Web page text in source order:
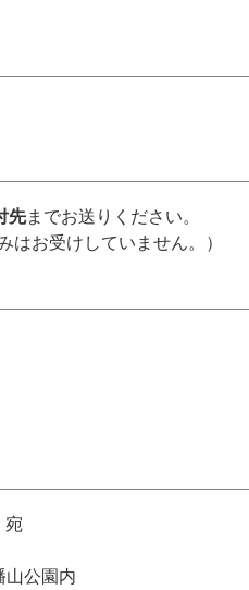
先までお送りください。
はお受けしていません。）
宛
山公園内